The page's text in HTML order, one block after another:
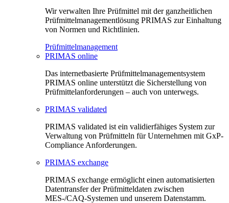
Wir verwalten Ihre Prüfmittel mit der ganzheitlichen
Prüfmittelmanagementlösung PRIMAS zur Einhaltung
von Normen und Richtlinien.
Prüfmittelmanagement
PRIMAS online
Das internetbasierte Prüfmittelmanagementsystem
PRIMAS online unterstützt die Sicherstellung von
Prüfmittelanforderungen – auch von unterwegs.
PRIMAS validated
PRIMAS validated ist ein validierfähiges System zur
Verwaltung von Prüfmitteln für Unternehmen mit GxP-
Compliance Anforderungen.
PRIMAS exchange
PRIMAS exchange ermöglicht einen automatisierten
Datentransfer der Prüfmitteldaten zwischen
MES-/CAQ-Systemen und unserem Datenstamm.